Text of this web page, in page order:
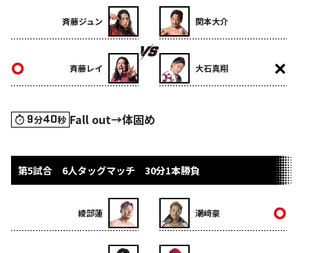
斉藤ジュン
斉藤レイ
関本大介
大石真翔
9分40秒 Fall out→体固め
第5試合 6人タッグマッチ 30分1本勝負
綾部蓮 潮﨑豪